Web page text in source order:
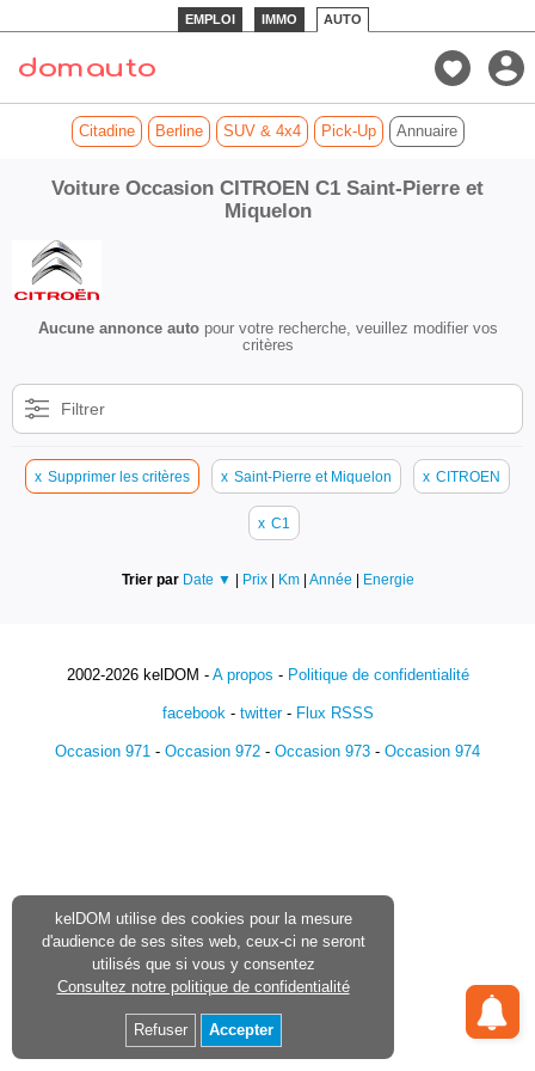
EMPLOI IMMO AUTO
Citadine Berline SUV & 4x4 Pick-Up Annuaire
Voiture Occasion CITROEN C1 Saint-Pierre et
Miquelon
Aucune annonce autopour votre recherche, veuillez modifier vos
critères
Filtrer
x Supprimer les critères x Saint-Pierre et Miquelon x CITROEN
x C1
Trier par Date ▼ | Prix | Km | Année | Energie
2002-2026 kelDOM - A propos - Politique de confidentialité
facebook- twitter- Flux RSSS
Occasion 971 - Occasion 972 - Occasion 973 - Occasion 974
kelDOM utilise des cookies pour la mesure
d'audience de ses sites web, ceux-ci ne seront
utilisés que si vous y consentez
Consultez notre politique de confidentialité
Refuser Accepter